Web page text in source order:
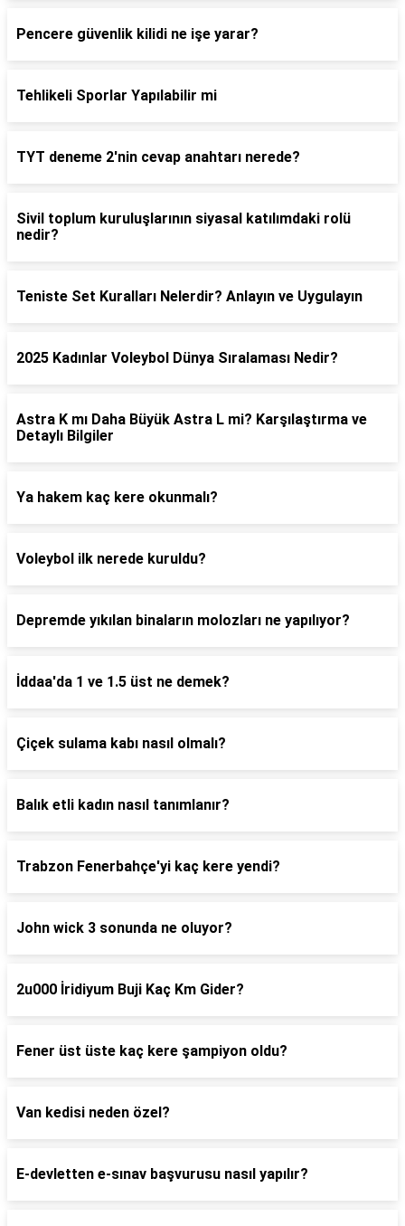
Pencere güvenlik kilidi ne işe yarar?
Tehlikeli Sporlar Yapılabilir mi
TYT deneme 2'nin cevap anahtarı nerede?
Sivil toplum kuruluşlarının siyasal katılımdaki rolü
nedir?
Teniste Set Kuralları Nelerdir? Anlayın ve Uygulayın
2025 Kadınlar Voleybol Dünya Sıralaması Nedir?
Astra K mı Daha Büyük Astra L mi? Karşılaştırma ve
Detaylı Bilgiler
Ya hakem kaç kere okunmalı?
Voleybol ilk nerede kuruldu?
Depremde yıkılan binaların molozları ne yapılıyor?
İddaa'da 1 ve 1.5 üst ne demek?
Çiçek sulama kabı nasıl olmalı?
Balık etli kadın nasıl tanımlanır?
Trabzon Fenerbahçe'yi kaç kere yendi?
John wick 3 sonunda ne oluyor?
2u000 İridiyum Buji Kaç Km Gider?
Fener üst üste kaç kere şampiyon oldu?
Van kedisi neden özel?
E-devletten e-sınav başvurusu nasıl yapılır?